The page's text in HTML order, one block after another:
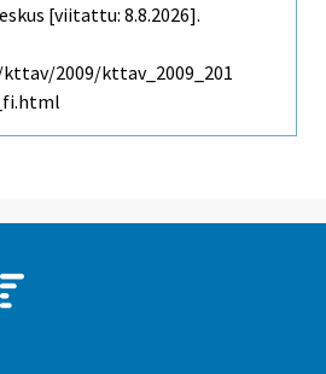
[viitattu: 8.8.2026].
2009/kttav_2009_201